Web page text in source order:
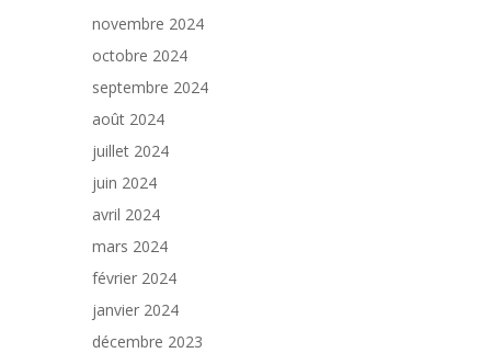
novembre 2024
octobre 2024
septembre 2024
août 2024
juillet 2024
juin 2024
avril 2024
mars 2024
février 2024
janvier 2024
décembre 2023